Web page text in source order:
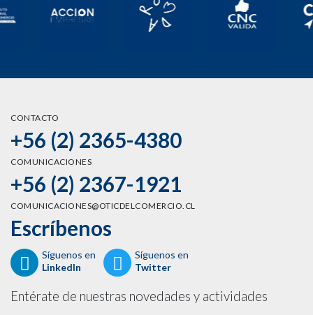
CONTACTO
+56 (2) 2365-4380
COMUNICACIONES
+56 (2) 2367-1921
COMUNICACIONES@OTICDELCOMERCIO.CL
Escríbenos
Síguenos en
LinkedIn
Síguenos en
Twitter
Entérate de nuestras novedades y actividades